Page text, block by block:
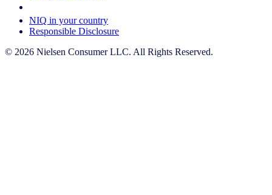
NIQ in your country
Responsible Disclosure
© 2026 Nielsen Consumer LLC. All Rights Reserved.